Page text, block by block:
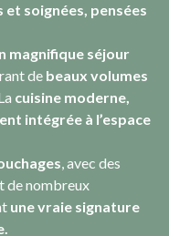
et soignées, pensées
magnifique séjour
de beaux volumes
cuisine moderne,
intégrée à l’espace
, avec des
de nombreux
une vraie signature